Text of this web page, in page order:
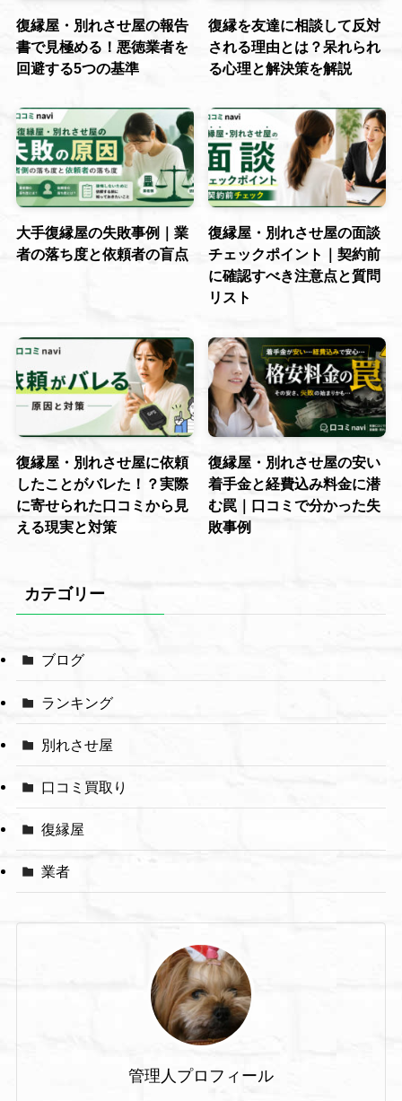
復縁屋・別れさせ屋の報告
書で見極める！悪徳業者を
回避する5つの基準
復縁を友達に相談して反対
される理由とは？呆れられ
る心理と解決策を解説
大手復縁屋の失敗事例｜業
者の落ち度と依頼者の盲点
復縁屋・別れさせ屋の面談
チェックポイント｜契約前
に確認すべき注意点と質問
リスト
復縁屋・別れさせ屋に依頼
したことがバレた！？実際
に寄せられた口コミから見
える現実と対策
復縁屋・別れさせ屋の安い
着手金と経費込み料金に潜
む罠｜口コミで分かった失
敗事例
カテゴリー
ブログ
ランキング
別れさせ屋
口コミ買取り
復縁屋
業者
管理人プロフィール